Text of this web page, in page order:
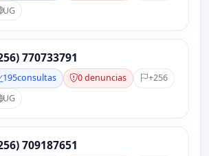
UG
770733791
195consultas 0 denuncias
+256
UG
709187651